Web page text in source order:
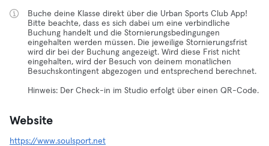
Buche deine Klasse direkt über die Urban Sports Club App!
Bitte beachte, dass es sich dabei um eine verbindliche
Buchung handelt und die Stornierungsbedingungen
eingehalten werden müssen. Die jeweilige Stornierungsfrist
wird dir bei der Buchung angezeigt. Wird diese Frist nicht
eingehalten, wird der Besuch von deinem monatlichen
Besuchskontingent abgezogen und entsprechend berechnet.
Hinweis: Der Check-in im Studio erfolgt über einen QR-Code.
Website
https://www.soulsport.net